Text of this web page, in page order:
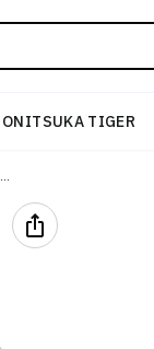
ONITSUKA TIGER
KENZO SS24 BLACK LOOSE FIT LOGO PRINT CREWNECK T-SHIRT FE65TS4724SG-99J